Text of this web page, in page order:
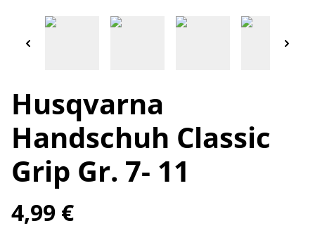
Husqvarna
Handschuh Classic
Grip Gr. 7- 11
4,99 €